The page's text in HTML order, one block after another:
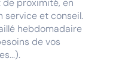
de proximité, en
service et conseil.
hebdomadaire
de vos